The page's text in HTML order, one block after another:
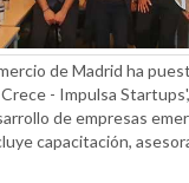
de Madrid ha
- Impulsa
de empresas
capacitación,